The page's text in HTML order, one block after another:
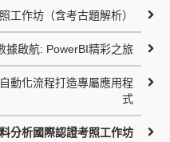
工作坊（含考古題解析）
據啟航: PowerBI精彩之旅
動化流程打造專屬應用程
式
分析國際認證考照工作坊